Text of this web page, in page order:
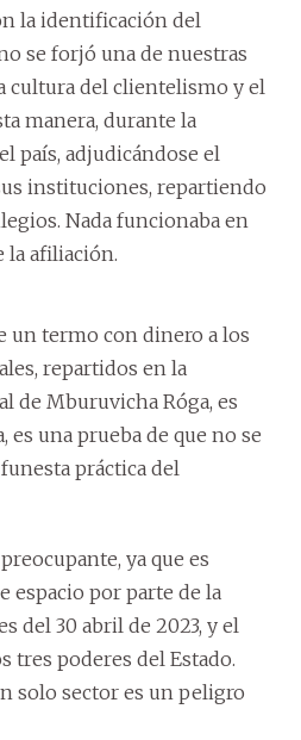
la identificación del
se forjó una de nuestras
cultura del clientelismo y el
manera, durante la
país, adjudicándose el
instituciones, repartiendo
Nada funcionaba en
la afiliación.
un termo con dinero a los
repartidos en la
de Mburuvicha Róga, es
es una prueba de que no se
práctica del
ya que es
espacio por parte de la
del 30 abril de 2023, y el
tres poderes del Estado.
solo sector es un peligro